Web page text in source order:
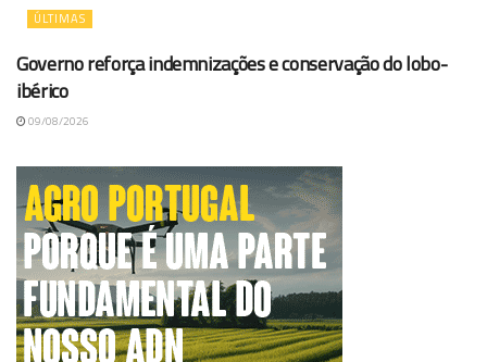
ÚLTIMAS
Governo reforça indemnizações e conservação do lobo-
ibérico
09/08/2026